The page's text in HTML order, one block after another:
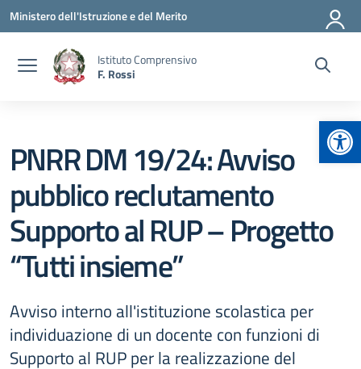
Vai ai contenuti
Vai al menu di navigazione
Vai al footer
Ministero dell'Istruzione e del Merito
Istituto Comprensivo
F. Rossi
PNRR DM 19/24: Avviso
pubblico reclutamento
Supporto al RUP – Progetto
“Tutti insieme”
Avviso interno all'istituzione scolastica per
individuazione di un docente con funzioni di
Supporto al RUP per la realizzazione del